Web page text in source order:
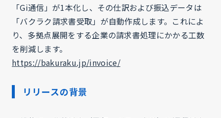
「Gi通信」が1本化し、その仕訳および振込データは
「バクラク請求書受取」が自動作成します。これによ
り、多拠点展開をする企業の請求書処理にかかる工数
を削減します。
https://bakuraku.jp/invoice/
リリースの背景